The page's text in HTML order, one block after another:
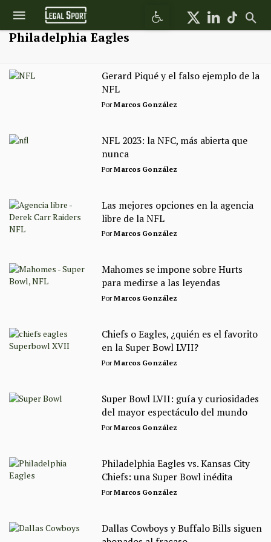
Abrir barra de herramientas
Philadelphia Eagles
Gerard Piqué y el falso ejemplo de la
NFL
PorMarcos González
NFL 2023: la NFC, más abierta que
nunca
PorMarcos González
Las mejores opciones en la agencia
libre de la NFL
PorMarcos González
Mahomes se impone sobre Hurts
para medirse a las leyendas
PorMarcos González
Chiefs o Eagles, ¿quién es el favorito
en la Super Bowl LVII?
PorMarcos González
Super Bowl LVII: guía y curiosidades
del mayor espectáculo del mundo
PorMarcos González
Philadelphia Eagles vs. Kansas City
Chiefs: una Super Bowl inédita
PorMarcos González
Dallas Cowboys y Buffalo Bills siguen